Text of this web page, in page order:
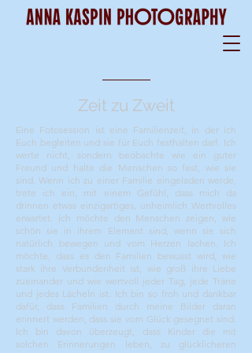
Zeit zu Zweit
Eine Fotosession ist eine Familienzeit, in der ich
Euch begleiten und sie für Euch festhalten darf. Ich
werte nicht, sondern beobachte wie ein guter
Freund und halte die Menschen so fest, wie sie
sind. Wenn ich zu einer Familie eingeladen werde,
trete ich ein, mit einem Gefühl, dass mich da
drinnen etwas einzigartiges, unheimlich Wertvolles
erwartet. Ich möchte den Menschen zeigen, wie
schön sie in ihrem Element sind, wenn sie sich
natürlich bewegen und vom Herzen lachen. Ich
möchte, dass es den Familien bewusst wird, wie
stark ihre Verbundenheit ist, wie groß ihre Liebe
zueinander und wie wertvoll jeder Tag, jede Träne
und jedes Lächeln ist. Ich bin so froh und dankbar
dafür, dass Familien durch meine Bilder daran
erinnert werden, dass sie vom Glück gesegnet sind.
Ich bin davon überzeugt, dass Kinder die mit
solchen Erinnerungen leben, zu glücklicheren